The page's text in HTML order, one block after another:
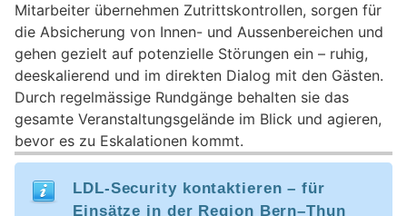
Mitarbeiter übernehmen Zutrittskontrollen, sorgen für
die Absicherung von Innen- und Aussenbereichen und
gehen gezielt auf potenzielle Störungen ein – ruhig,
deeskalierend und im direkten Dialog mit den Gästen.
Durch regelmässige Rundgänge behalten sie das
gesamte Veranstaltungsgelände im Blick und agieren,
bevor es zu Eskalationen kommt.
LDL-Security kontaktieren – für
Einsätze in der Region Bern–Thun